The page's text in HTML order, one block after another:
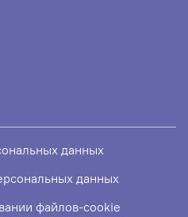
данных
данных
файлов-cookie